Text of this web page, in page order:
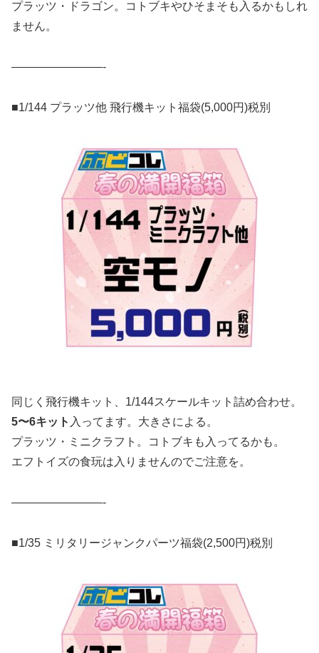
プラッツ・ドラゴン。コトブキやひそまそも入るかもしれ
ません。
————————-
■1/144 プラッツ他 飛行機キット福袋(5,000円)税別
同じく飛行機キット、1/144スケールキット詰め合わせ。
5〜6キット 入ってます。大きさによる。
プラッツ・ミニクラフト。コトブキも入ってるかも。
エフトイズの食玩は入りませんのでご注意を。
————————-
■1/35 ミリタリージャンクパーツ福袋(2,500円)税別